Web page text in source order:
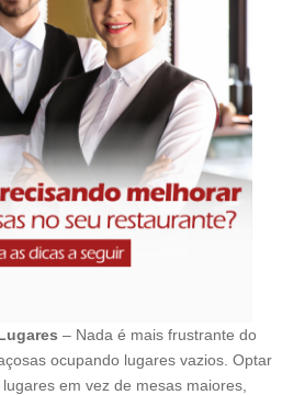
– Nada é mais frustrante do
ocupando lugares vazios. Optar
em vez de mesas maiores,